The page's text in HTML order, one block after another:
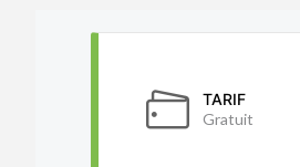
TARIF
Gratuit